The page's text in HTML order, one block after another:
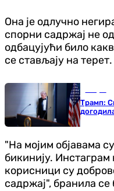
Она је одлучно
спорни садржај не
одбацујући било
се стављају на терет.
Трамп:
куће
"На мојим објавама
бикинију.
корисници су
садржај", бранила